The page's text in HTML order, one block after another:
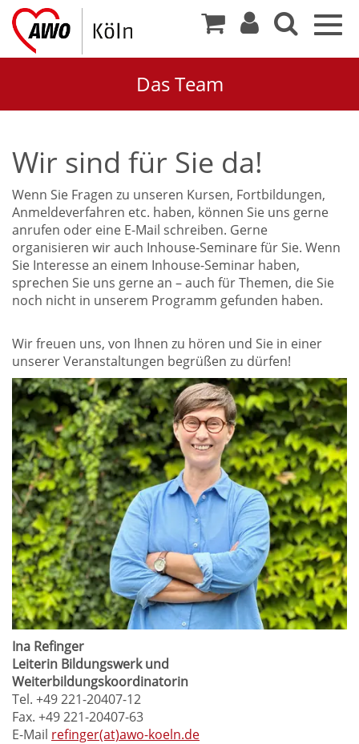
Das Team
Wir sind für Sie da!
Wenn Sie Fragen zu unseren Kursen, Fortbildungen,
Anmeldeverfahren etc. haben, können Sie uns gerne
anrufen oder eine E-Mail schreiben. Gerne
organisieren wir auch Inhouse-Seminare für Sie. Wenn
Sie Interesse an einem Inhouse-Seminar haben,
sprechen Sie uns gerne an – auch für Themen, die Sie
noch nicht in unserem Programm gefunden haben.
Wir freuen uns, von Ihnen zu hören und Sie in einer
unserer Veranstaltungen begrüßen zu dürfen!
Ina Refinger
Leiterin Bildungswerk und
Weiterbildungskoordinatorin
Tel. +49 221-20407-12
Fax. +49 221-20407-63
E-Mail refinger(at)awo-koeln.de